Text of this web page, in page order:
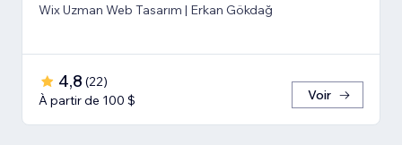
Wix Uzman Web Tasarım | Erkan Gökdağ
4,8 (22)
À partir de 100 $
Voir